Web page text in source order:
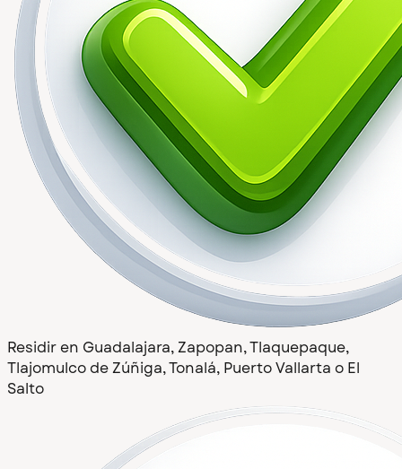
Residir en Guadalajara, Zapopan, Tlaquepaque,
Tlajomulco de Zúñiga, Tonalá, Puerto Vallarta o El
Salto